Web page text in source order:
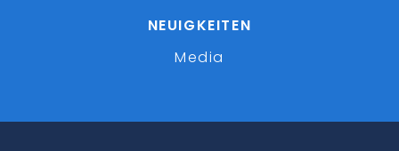
NEUIGKEITEN
Media